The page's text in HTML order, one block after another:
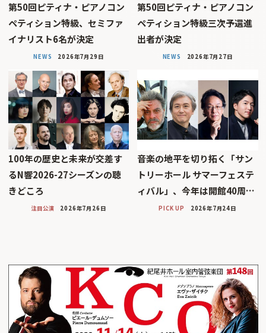
第50回ピティナ・ピアノコン
ペティション特級、セミファ
イナリスト6名が決定
NEWS 2026年7月29日
第50回ピティナ・ピアノコン
ペティション特級三次予選進
出者が決定
NEWS 2026年7月27日
100年の歴史と未来が交差す
るN響2026-27シーズンの聴
きどころ
注目公演 2026年7月26日
音楽の地平を切り拓く「サン
トリーホール サマーフェステ
ィバル」、今年は開館40周…
PICK UP 2026年7月24日